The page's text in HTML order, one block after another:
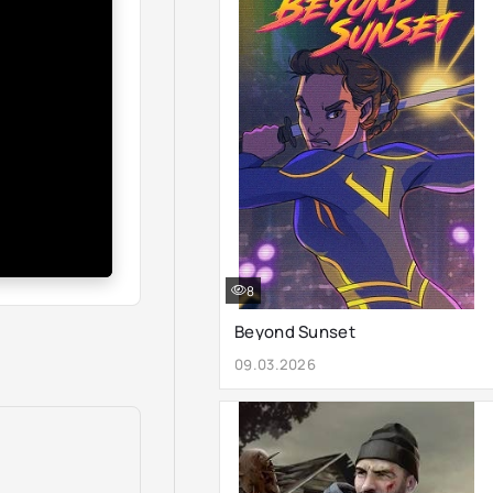
Beyond Sunset
09.03.2026
8